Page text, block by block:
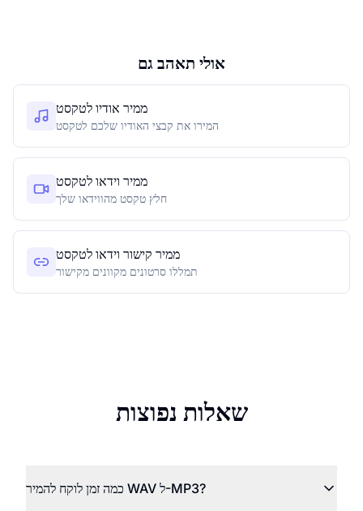
אולי תאהב גם
ממיר אודיו לטקסט
המירו את קבצי האודיו שלכם לטקסט
ממיר וידאו לטקסט
חלץ טקסט מהווידאו שלך
ממיר קישור וידאו לטקסט
תמללו סרטונים מקוונים מקישור
שאלות נפוצות
כמה זמן לוקח להמיר WAV ל-MP3?